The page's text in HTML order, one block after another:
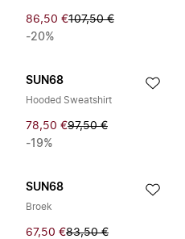
86,50 €107,50 €
-20%
SUN68
Hooded Sweatshirt
78,50 €97,50 €
-19%
SUN68
Broek
67,50 €83,50 €